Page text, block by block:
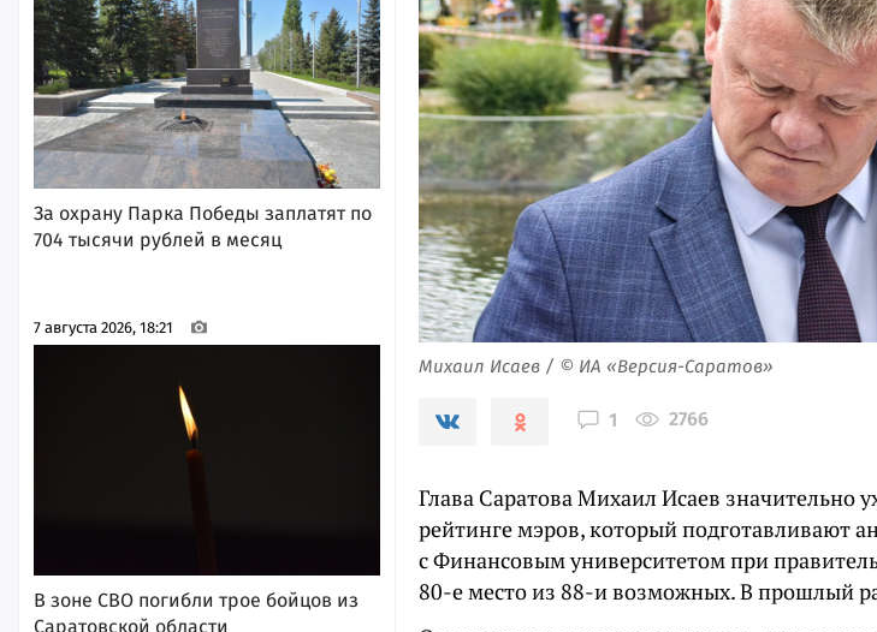
За охрану Парка Победы заплатят по
704 тысячи рублей в месяц
7 августа 2026, 18:21
В зоне СВО погибли трое бойцов из
Саратовской области
Михаил Исаев / © ИА «Версия-Саратов»
1 2766
Глава Саратова Михаил Исаев
рейтинге мэров, который подготавливают
с Финансовым университетом при
80-е место из 88-и возможных. В прошлый